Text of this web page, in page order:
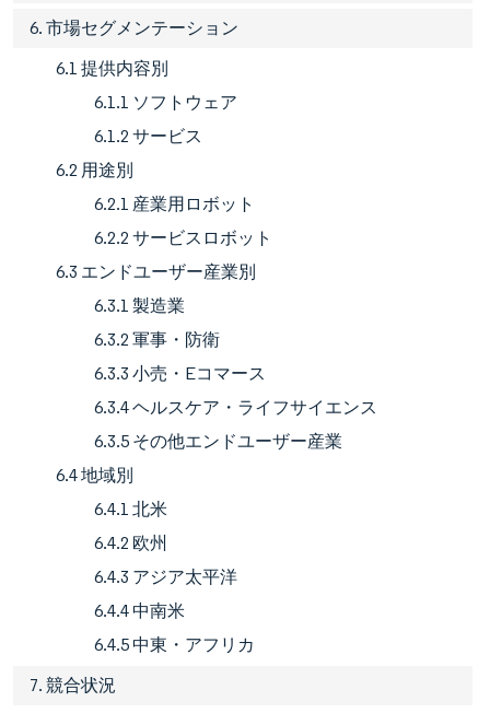
6. 市場セグメンテーション
6.1 提供内容別
6.1.1 ソフトウェア
6.1.2 サービス
6.2 用途別
6.2.1 産業用ロボット
6.2.2 サービスロボット
6.3 エンドユーザー産業別
6.3.1 製造業
6.3.2 軍事・防衛
6.3.3 小売・Eコマース
6.3.4 ヘルスケア・ライフサイエンス
6.3.5 その他エンドユーザー産業
6.4 地域別
6.4.1 北米
6.4.2 欧州
6.4.3 アジア太平洋
6.4.4 中南米
6.4.5 中東・アフリカ
7. 競合状況